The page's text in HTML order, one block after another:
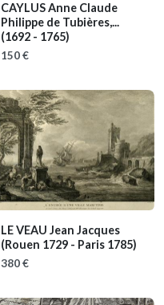
CAYLUS Anne Claude
Philippe de Tubières,...
(1692 - 1765)
150 €
LE VEAU Jean Jacques
(Rouen 1729 - Paris 1785)
380 €